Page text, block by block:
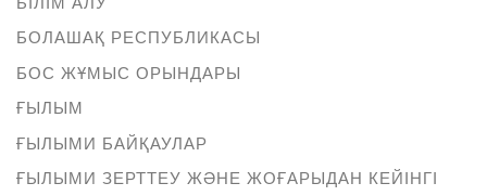
БОЛАШАҚ РЕСПУБЛИКАСЫ
БОС ЖҰМЫС ОРЫНДАРЫ
ҒЫЛЫМ
ҒЫЛЫМИ БАЙҚАУЛАР
ҒЫЛЫМИ ЗЕРТТЕУ ЖӘНЕ ЖОҒАРЫДАН КЕЙІНГІ